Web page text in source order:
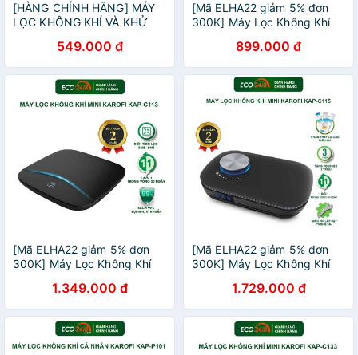
[HÀNG CHÍNH HÃNG] MÁY
LỌC KHÔNG KHÍ VÀ KHỬ
KAP-C113 / KAP-C133
549.000 đ
[Mã ELHA22 giảm 5% đơn
300K] Máy Lọc Không Khí
899.000 đ
[Mã ELHA22 giảm 5% đơn
300K] Máy Lọc Không Khí
Bàn Làm Việc, Giường Ngủ,
Nôi Em Bé
1.349.000 đ
[Mã ELHA22 giảm 5% đơn
300K] Máy Lọc Không Khí
1.729.000 đ